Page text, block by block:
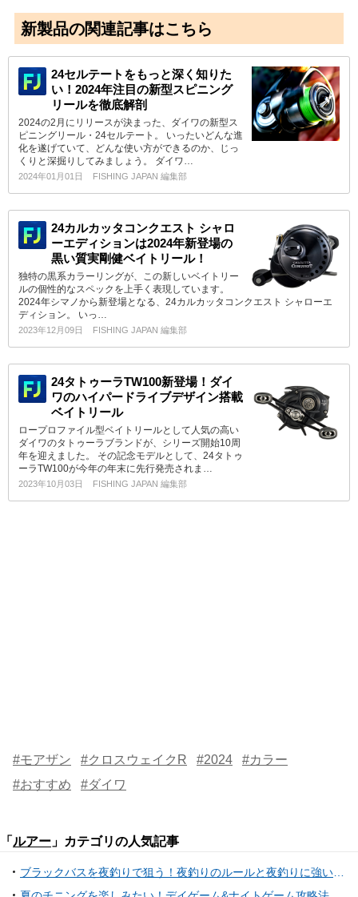
新製品の関連記事はこちら
24セルテートをもっと深く知りた
い！2024年注目の新型スピニング
リールを徹底解剖
2024の2月にリリースが決まった、ダイワの新型ス
ピニングリール・24セルテート。 いったいどんな進
化を遂げていて、どんな使い方ができるのか、じっ
くりと深掘りしてみましょう。 ダイワ…
2024年01月01日 FISHING JAPAN 編集部
24カルカッタコンクエスト シャロ
ーエディションは2024年新登場の
黒い質実剛健ベイトリール！
独特の黒系カラーリングが、この新しいベイトリー
ルの個性的なスペックを上手く表現しています。
2024年シマノから新登場となる、24カルカッタコンクエスト シャローエ
ディション。 いっ…
2023年12月09日 FISHING JAPAN 編集部
24タトゥーラTW100新登場！ダイ
ワのハイパードライブデザイン搭載
ベイトリール
ロープロファイル型ベイトリールとして人気の高い
ダイワのタトゥーラブランドが、シリーズ開始10周
年を迎えました。 その記念モデルとして、24タトゥ
ーラTW100が今年の年末に先行発売されま…
2023年10月03日 FISHING JAPAN 編集部
#モアザン #クロスウェイクR #2024
#カラー
#おすすめ
#ダイワ
「 ルアー 」カテゴリの人気記事